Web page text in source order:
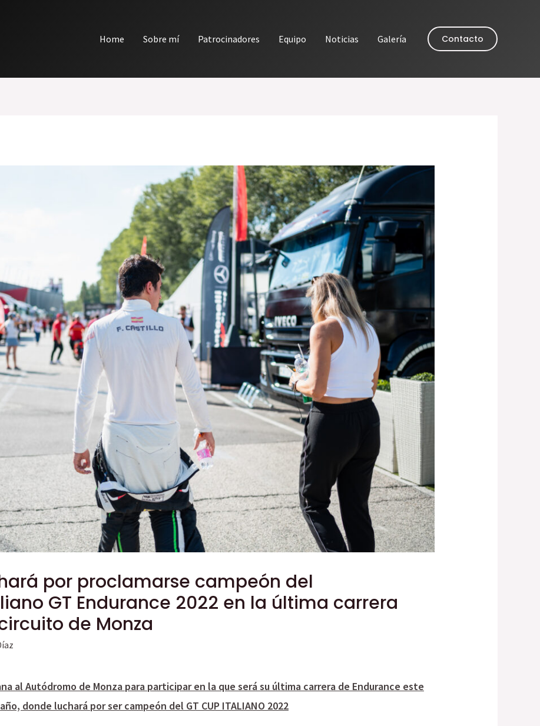
Home Sobre mí Patrocinadores Equipo Noticias Galería Contacto
por proclamarse campeón del
GT Endurance 2022 en la última carrera
de Monza
al Autódromo de Monza para participar en la que será su última carrera de Endurance este
año, donde luchará por ser campeón del GT CUP ITALIANO 2022